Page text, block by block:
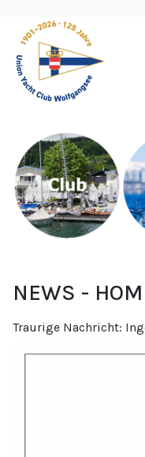
NEWS -
Traurige Nachricht: